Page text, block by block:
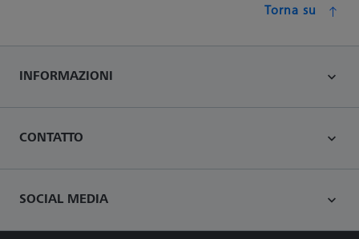
Torna su
INFORMAZIONI
CONTATTO
SOCIAL MEDIA